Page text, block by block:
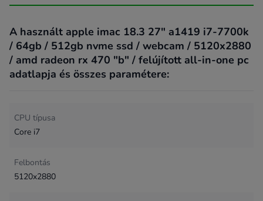
A használt apple imac 18.3 27" a1419 i7-7700k
/ 64gb / 512gb nvme ssd / webcam / 5120x2880
/ amd radeon rx 470 "b" / felújított all-in-one pc
adatlapja és összes paramétere:
CPU típusa
Core i7
Felbontás
5120x2880